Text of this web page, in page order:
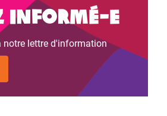
informé-e
notre lettre d'information